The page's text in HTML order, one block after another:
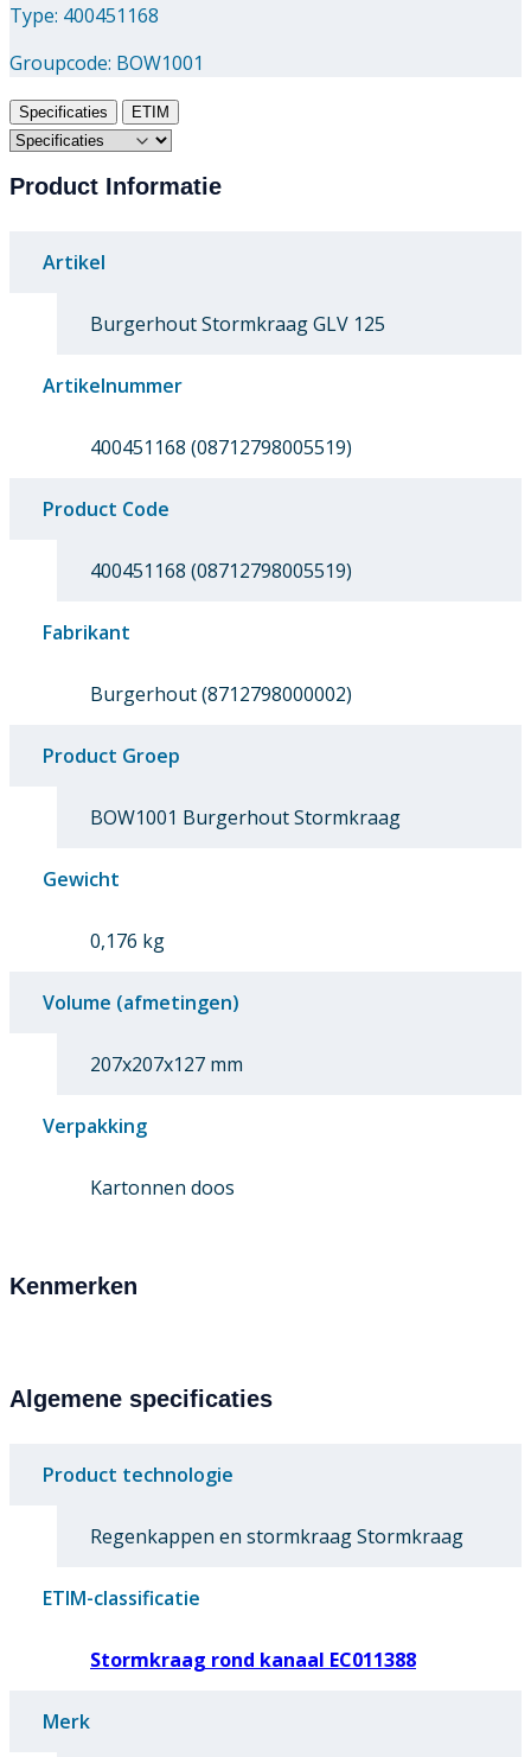
Type: 400451168
Groupcode: BOW1001
Specificaties ETIM
Product Informatie
Artikel
Burgerhout Stormkraag GLV 125
Artikelnummer
400451168 (08712798005519)
Product Code
400451168 (08712798005519)
Fabrikant
Burgerhout (8712798000002)
Product Groep
BOW1001 Burgerhout Stormkraag
Gewicht
0,176 kg
Volume (afmetingen)
207x207x127 mm
Verpakking
Kartonnen doos
Kenmerken
Algemene specificaties
Product technologie
Regenkappen en stormkraag Stormkraag
ETIM-classificatie
Stormkraag rond kanaal EC011388
Merk